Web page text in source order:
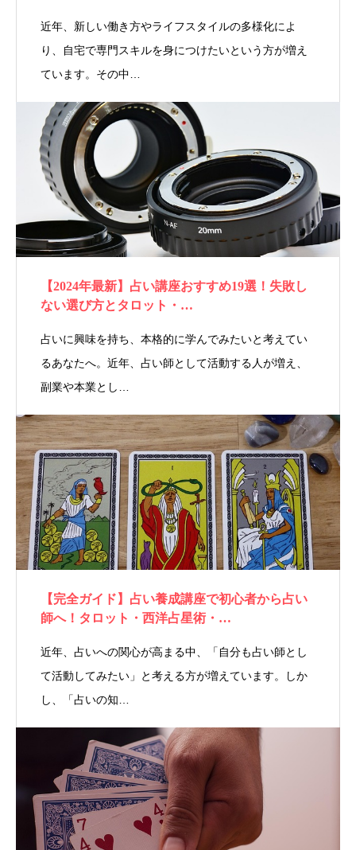
近年、新しい働き方やライフスタイルの多様化によ
り、自宅で専門スキルを身につけたいという方が増え
ています。その中…
【2024年最新】占い講座おすすめ19選！失敗し
ない選び方とタロット・…
占いに興味を持ち、本格的に学んでみたいと考えてい
るあなたへ。近年、占い師として活動する人が増え、
副業や本業とし…
【完全ガイド】占い養成講座で初心者から占い
師へ！タロット・西洋占星術・…
近年、占いへの関心が高まる中、「自分も占い師とし
て活動してみたい」と考える方が増えています。しか
し、「占いの知…